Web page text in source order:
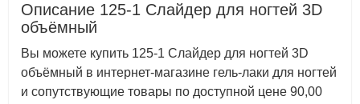
Описание 125-1 Слайдер для ногтей 3D
объёмный
Вы можете купить 125-1 Слайдер для ногтей 3D
объёмный в интернет-магазине гель-лаки для ногтей
и сопутствующие товары по доступной цене 90,00